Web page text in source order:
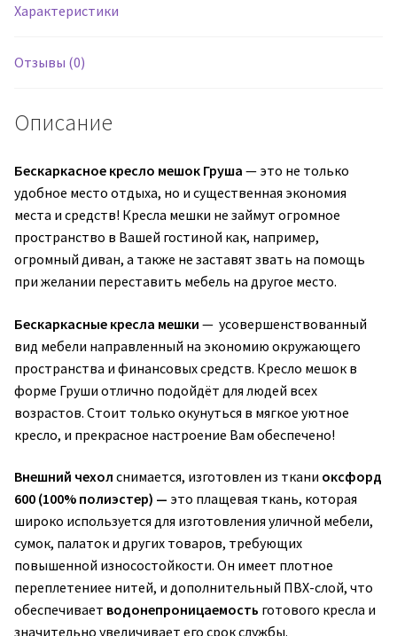
600)
Характеристики
Отзывы (0)
Описание
Бескаркасное кресло мешок Груша — это не только
удобное место отдыха, но и существенная экономия
места и средств! Кресла мешки не займут огромное
пространство в Вашей гостиной как, например,
огромный диван, а также не заставят звать на помощь
при желании переставить мебель на другое место.
Бескаркасные кресла мешки — усовершенствованный
вид мебели направленный на экономию окружающего
пространства и финансовых средств. Кресло мешок в
форме Груши отлично подойдёт для людей всех
возрастов. Стоит только окунуться в мягкое уютное
кресло, и прекрасное настроение Вам обеспечено!
Внешний чехол снимается, изготовлен из ткани оксфорд
600 (100% полиэстер) — это плащевая ткань, которая
широко используется для изготовления уличной мебели,
сумок, палаток и других товаров, требующих
повышенной износостойкости. Он имеет плотное
переплетениее нитей, и дополнительный ПВХ-слой, что
обеспечивает водонепроницаемость готового кресла и
значительно увеличивает его срок службы.